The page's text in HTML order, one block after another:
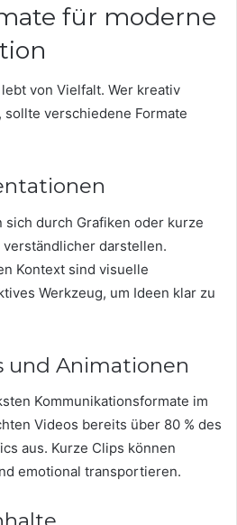
für moderne
von Vielfalt. Wer kreativ
verschiedene Formate
sich durch Grafiken oder kurze
darstellen.
Kontext sind visuelle
Werkzeug, um Ideen klar zu
und Animationen
Kommunikationsformate im
Videos bereits über 80 % des
aus. Kurze Clips können
emotional transportieren.